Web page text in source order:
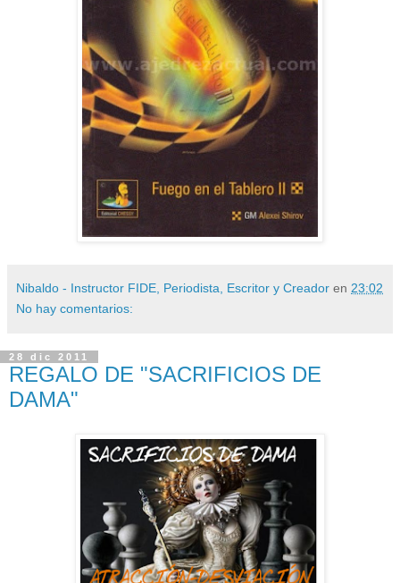
Nibaldo - Instructor FIDE, Periodista, Escritor y Creador en 23:02
No hay comentarios:
28 dic 2011
REGALO DE "SACRIFICIOS DE
DAMA"